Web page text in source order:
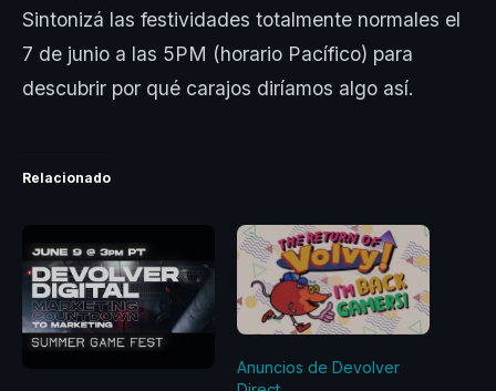
Sintonizá las festividades totalmente normales el
7 de junio a las 5PM (horario Pacífico) para
descubrir por qué carajos diríamos algo así.
Relacionado
Anuncios de Devolver